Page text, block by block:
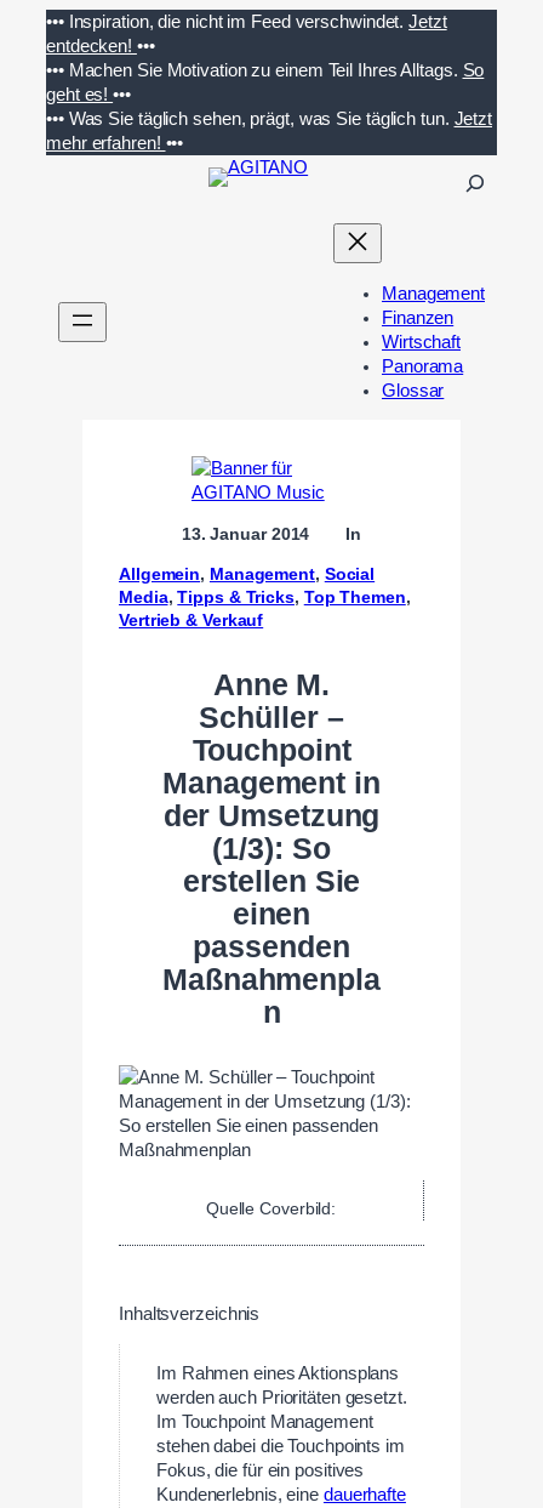
Inhalt
springen
••• Inspiration, die nicht im Feed verschwindet. Jetzt
entdecken! •••
••• Machen Sie Motivation zu einem Teil Ihres Alltags. So
geht es!•••
••• Was Sie täglich sehen, prägt, was Sie täglich tun. Jetzt
mehr erfahren! •••
n
Management
Finanzen
Wirtschaft
Panorama
Glossar
13. Januar 2014 In
Allgemein, Management, Social
Media, Tipps & Tricks, Top Themen
Vertrieb & Verkauf
Anne M.
Schüller –
Touchpoint
Management in
der Umsetzung
(1/3): So
erstellen Sie
einen
passenden
Maßnahmenpla
n
Quelle Coverbild:
Inhaltsverzeichnis
Im Rahmen eines Aktionsplans
werden auch Prioritäten gesetzt.
Im Touchpoint Management
stehen dabei die Touchpoints im
Fokus, die für ein positives
Kundenerlebnis, eine dauerhafte